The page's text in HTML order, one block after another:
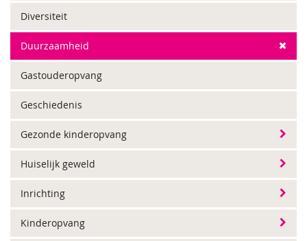
Diversiteit
Duurzaamheid
Gastouderopvang
Geschiedenis
Gezonde kinderopvang
Huiselijk geweld
Inrichting
Kinderopvang